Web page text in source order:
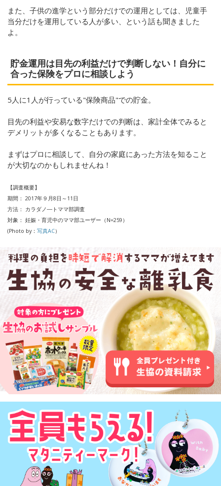
また、子供の進学という部分だけでの運用としては、児童手
当分だけを運用している人が多い、という話も聞きました
よ。
貯金運用は目先の利益だけで判断しない！自分に
合った保険をプロに相談しよう
5人に1人が行っている"保険商品"での貯金。
目先の利益や安易な数字だけでの判断は、家計全体でみると
デメリットが多くなることもあります。
まずはプロに相談して、自分の家庭にあった方法を知ること
が大切なのかもしれませんね！
【調査概要】
期間： 2017年９月8日～11日
方法： カラダノ―トママ部調査
対象： 妊娠・育児中のママ部ユーザー（N=259）
(Photo by： 写真AC）